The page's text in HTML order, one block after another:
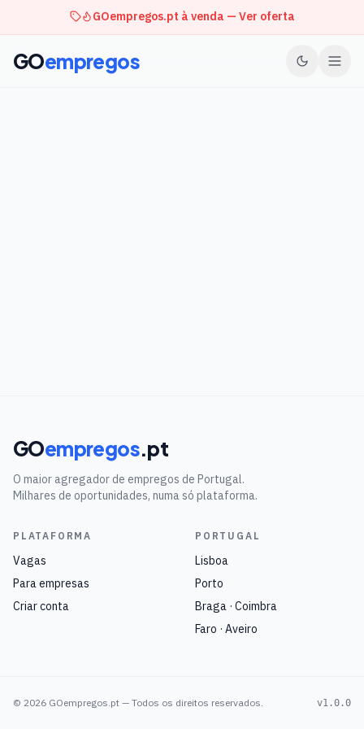
GOempregos.pt à venda — Ver oferta
GOempregos
GOempregos.pt
O maior agregador de empregos de Portugal.
Milhares de oportunidades, numa só plataforma.
PLATAFORMA
Vagas
Para empresas
Criar conta
PORTUGAL
Lisboa
Porto
Braga · Coimbra
Faro · Aveiro
© 2026 GOempregos.pt — Todos os direitos reservados. v1.0.0